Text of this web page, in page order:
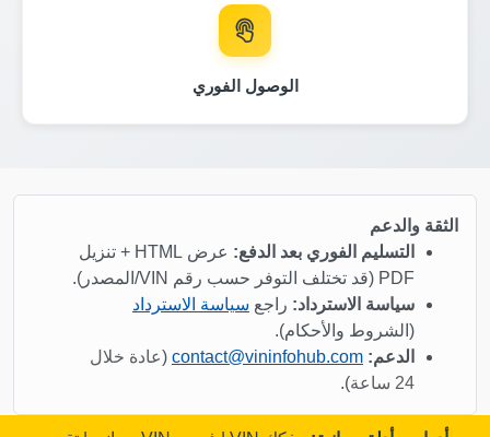
Manheim
IAAI Manheim
Copart
IAAI
الوصول الفوري
الثقة والدعم
التسليم الفوري بعد الدفع:
عرض HTML + تنزيل
PDF (قد تختلف التوفر حسب رقم VIN/المصدر).
سياسة الاسترداد: راجع سياسة الاسترداد
(الشروط والأحكام).
الدعم: contact@vininfohub.com
(عادة خلال
24 ساعة
).